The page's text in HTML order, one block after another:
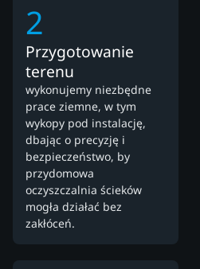
2
Przygotowanie
terenu
wykonujemy niezbędne
prace ziemne, w tym
wykopy pod instalację,
dbając o precyzję i
bezpieczeństwo, by
przydomowa
oczyszczalnia ścieków
mogła działać bez
zakłóceń.